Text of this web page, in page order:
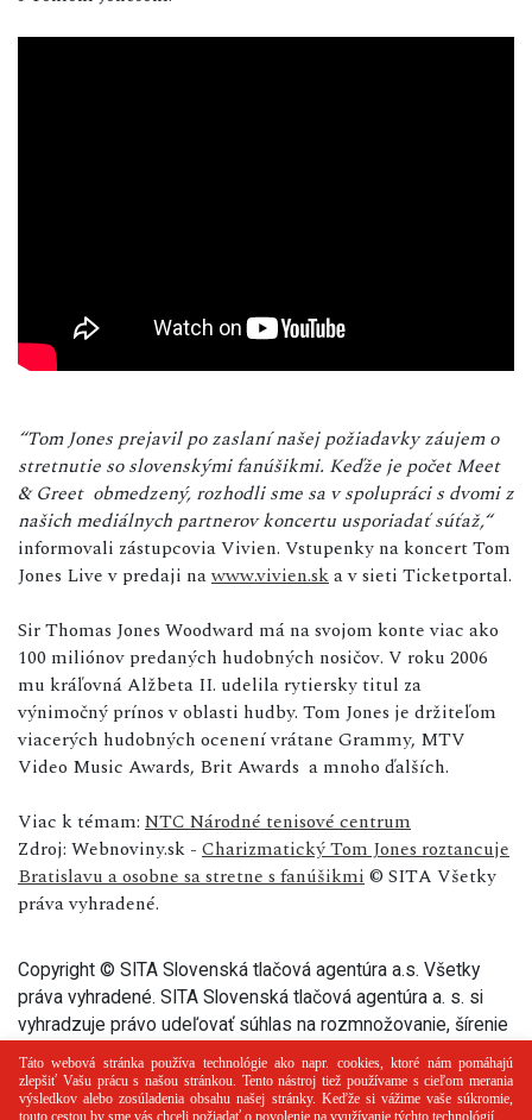
“Tom Jones prejavil po zaslaní našej požiadavky záujem o
stretnutie so slovenskými fanúšikmi. Keďže je počet Meet
& Greet obmedzený, rozhodli sme sa v spolupráci s dvomi z
našich mediálnych partnerov koncertu usporiadať súťaž,“
informovali zástupcovia Vivien. Vstupenky na koncert Tom
Jones Live v predaji nawww.vivien.ska v sieti Ticketportal.
Sir Thomas Jones Woodward má na svojom konte viac ako
100 miliónov predaných hudobných nosičov. V roku 2006
mu kráľovná Alžbeta II. udelila rytiersky titul za
výnimočný prínos v oblasti hudby. Tom Jones je držiteľom
viacerých hudobných ocenení vrátane Grammy, MTV
Video Music Awards, Brit Awards a mnoho ďalších.
Viac k témam: NTC Národné tenisové centrum
Zdroj: Webnoviny.sk - Charizmatický Tom Jones roztancuje
Bratislavu a osobne sa stretne s fanúšikmi© SITA Všetky
práva vyhradené.
Copyright © SITA Slovenská tlačová agentúra a.s. Všetky
práva vyhradené. SITA Slovenská tlačová agentúra a. s. si
vyhradzuje právo udeľovať súhlas na rozmnožovanie, šírenie
a na verejný prenos tohto článku a jeho častí.